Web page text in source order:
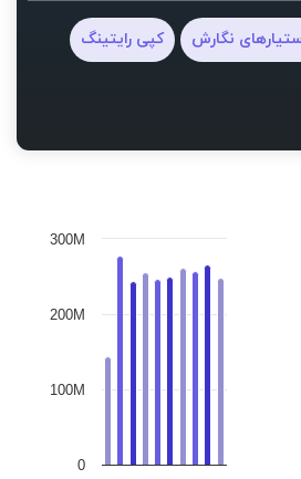
نگارش کپی رایتینگ
0
100M
200M
300M